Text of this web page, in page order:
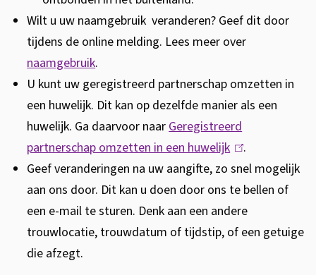
g
d
c
Wilt u uw naamgebruik veranderen? Geef dit door
tijdens de online melding. Lees meer over
naamgebruik.
U kunt uw geregistreerd partnerschap omzetten in
een huwelijk. Dit kan op dezelfde manier als een
huwelijk. Ga daarvoor naarGeregistreerd
partnerschap omzetten in een huwelijk(
l
i
n
k
.
Geef veranderingen na uw aangifte, zo snel mogelijk
aan ons door. Dit kan u doen door ons te bellen of
een e-mail te sturen. Denk aan een andere
trouwlocatie, trouwdatum of tijdstip, of een getuige
die afzegt.